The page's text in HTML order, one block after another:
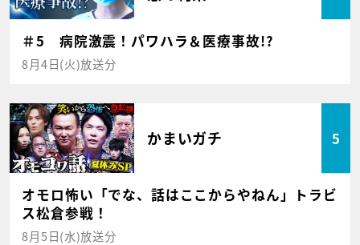
＃5 病院激震！パワハラ＆医療事故!?
8月4日(火)放送分
かまいガチ 5
オモロ怖い「でな、話はここからやねん」トラビ
ス松倉参戦！
8月5日(水)放送分